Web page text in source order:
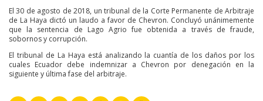
El 30 de agosto de 2018, un tribunal de la Corte Permanente de Arbitraje
de La Haya dictó un laudo a favor de Chevron. Concluyó unánimemente
que la sentencia de Lago Agrio fue obtenida a través de fraude,
sobornos y corrupción.
El tribunal de La Haya está analizando la cuantía de los daños por los
cuales Ecuador debe indemnizar a Chevron por denegación en la
siguiente y última fase del arbitraje.